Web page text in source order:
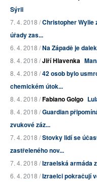
Sýrii
7. 4. 2018 /Christopher Wylie
úřady zas...
6. 4. 2018 /Na Západě je
8. 4. 2018 /Jiří Hlavenka
8. 4. 2018 /42 osob bylo
chemickém útok...
8. 4. 2018 /Fabiano Golgo
8. 4. 2018 /Guardian
zvukové záz...
7. 4. 2018 /Stovky lidí se
zastřeleného nov...
7. 4. 2018 /Izraelská armáda
6. 4. 2018 /Izraelci pokračují